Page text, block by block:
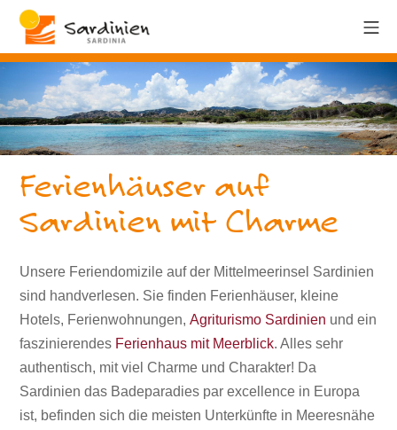
Ferienhäuser auf
Sardinien mit Charme
Unsere Feriendomizile auf der Mittelmeerinsel Sardinien
sind handverlesen. Sie finden Ferienhäuser, kleine
Hotels, Ferienwohnungen,Agriturismo Sardinien und ein
faszinierendes Ferienhaus mit Meerblick. Alles sehr
authentisch, mit viel Charme und Charakter! Da
Sardinien das Badeparadies par excellence in Europa
ist, befinden sich die meisten Unterkünfte in Meeresnähe